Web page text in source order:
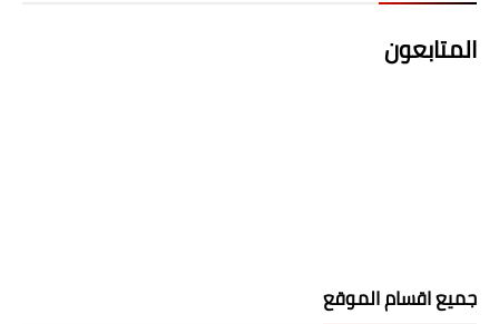
المتابعون
جميع اقسام الموقع